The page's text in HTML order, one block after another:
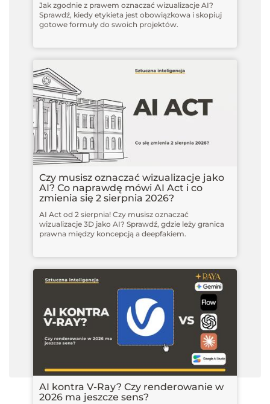
Jak zgodnie z prawem oznaczać wizualizacje AI?
Sprawdź, kiedy etykieta jest obowiązkowa i skopiuj
gotowe formuły do swoich projektów.
Czy musisz oznaczać wizualizacje jako
AI? Co naprawdę mówi AI Act i co
zmienia się 2 sierpnia 2026?
AI Act od 2 sierpnia! Czy musisz oznaczać
wizualizacje 3D jako AI? Sprawdź, gdzie leży granica
prawna między koncepcją a deepfakiem.
AI kontra V-Ray? Czy renderowanie w
2026 ma jeszcze sens?